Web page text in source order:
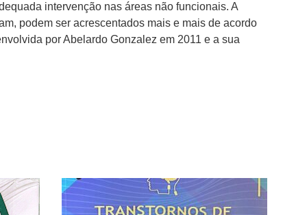
intervenção nas áreas não funcionais. A
podem ser acrescentados mais e mais de acordo
por Abelardo Gonzalez em 2011 e a sua